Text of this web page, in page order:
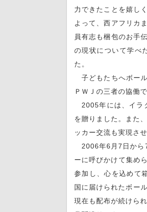
力できたことを嬉し
よって、西アフリカ
員有志も梱包のお手
の現状について学べ
た。
子どもたちへボー
ＰＷＪの三者の協働
2005年には、イラ
を贈りました。また
ッカー交流も実現させ
2006年6月7日から
ーに呼びかけて集め
参加し、心を込めて
国に届けられたボー
現在も配布が続けられ